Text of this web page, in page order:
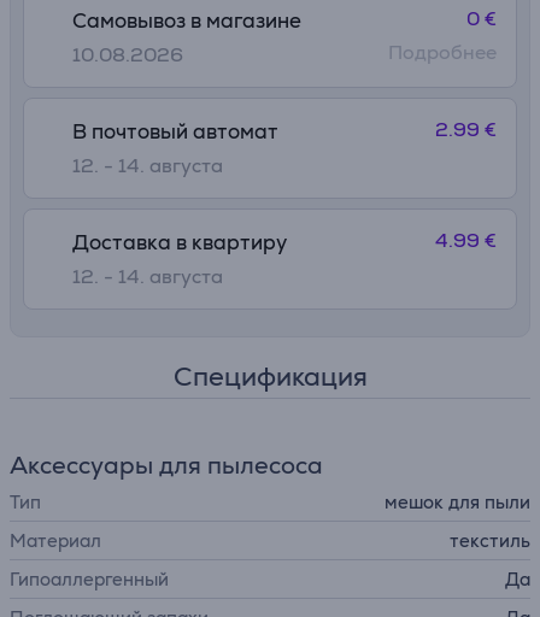
удаляете мешок для пыли, специальный механизм
надежно удерживает пыль там, где она и должна быть –
внутри мешка.
Самовывоз в магазине
10.08.2026
0 €
Подробнее
В почтовый автомат
12. - 14. августа
2.99 €
Доставка в квартиру
12. - 14. августа
4.99 €
Спецификация
Аксессуары для пылесоса
Тип
мешок для пыли
Материал
текстиль
Гипоаллергенный
Да